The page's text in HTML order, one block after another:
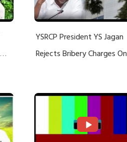
YSRCP President YS Jagan
Rejects Bribery Charges On